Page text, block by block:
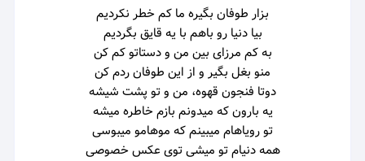
بزار طوفان بگیره ما کم خطر نکردیم
بیا دنیا رو باهم با یه قایق بگردیم
به کم مرزای بین من و دستاتو کم کن
منو بغل بگیر و از این طوفان ردم کن
دوتا فنجون قهوه، من و تو پشت شیشه
یه بارون که میدونم بازم خاطره میشه
تو رویاهام میبینم که موهامو میبوسی
همه دنیام تو میشی توی عکس خصوصی